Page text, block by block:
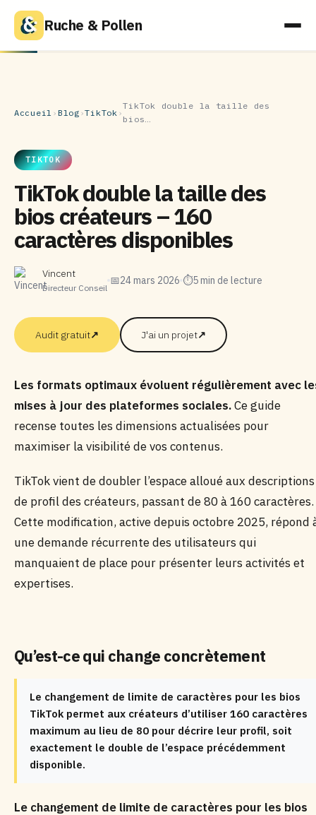
Ruche & Pollen
Accueil › Blog ›TikTok ›
TikTok double la taille des
bios…
TIKTOK
TikTok double la taille des
bios créateurs – 160
caractères disponibles
Vincent
Directeur Conseil
📅24 mars 2026 ⏱5 min de lecture
Audit gratuit↗ J'ai un projet↗
Les formats optimaux évoluent régulièrement avec
mises à jour des plateformes sociales.Ce guide
recense toutes les dimensions actualisées pour
maximiser la visibilité de vos contenus.
TikTok vient de doubler l’espace alloué aux descriptions
de profil des créateurs, passant de 80 à 160 caractères.
Cette modification, active depuis octobre 2025, répond
une demande récurrente des utilisateurs qui
manquaient de place pour présenter leurs activités et
expertises.
Qu’est-ce qui change concrètement
Le changement de limite de caractères pour les bios
TikTok permet aux créateurs d’utiliser 160 caractères
maximum au lieu de 80 pour décrire leur profil, soit
exactement le double de l’espace précédemment
disponible.
Le changement de limite de caractères pour les bios